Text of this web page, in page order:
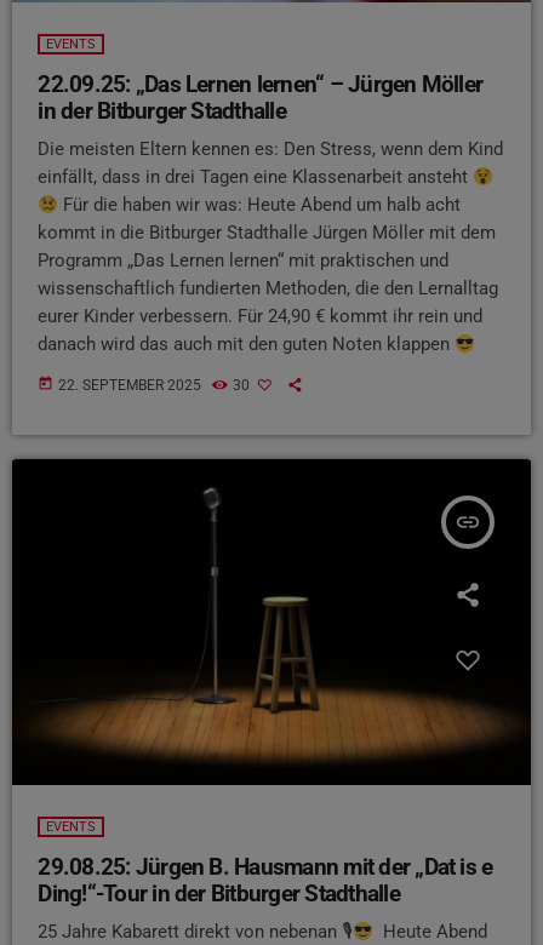
EVENTS
22.09.25: „Das Lernen lernen“ – Jürgen Möller
in der Bitburger Stadthalle
Die meisten Eltern kennen es: Den Stress, wenn dem Kind
einfällt, dass in drei Tagen eine Klassenarbeit ansteht
Für die haben wir was: Heute Abend um halb acht
kommt in die Bitburger Stadthalle Jürgen Möller mit dem
Programm „Das Lernen lernen“ mit praktischen und
wissenschaftlich fundierten Methoden, die den Lernalltag
eurer Kinder verbessern. Für 24,90 € kommt ihr rein und
danach wird das auch mit den guten Noten klappen
today 22. SEPTEMBER 2025 30
insert_link
EVENTS
29.08.25: Jürgen B. Hausmann mit der „Dat is e
Ding!“-Tour in der Bitburger Stadthalle
25 Jahre Kabarett direkt von nebenan 🎙
Heute Abend